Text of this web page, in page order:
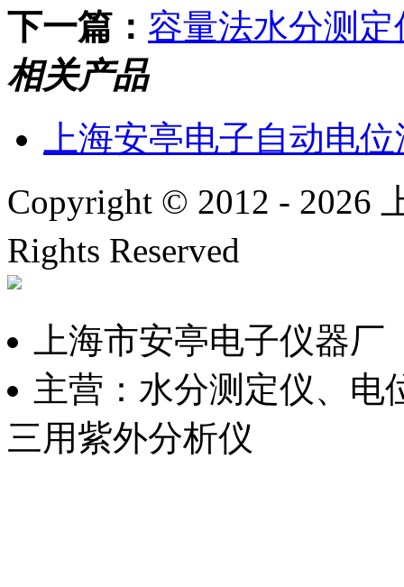
下一篇： 容量法水分测
相关产品
上海安亭电子自动电
Copyright © 2012 - 2026
Rights Reserved
上海市安亭电子仪器厂
主营：水分测定仪、电
三用紫外分析仪